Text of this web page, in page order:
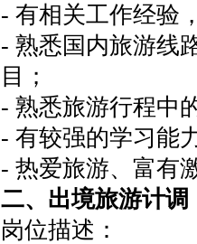
- 有相关工作经验
- 熟悉国内旅游线
目；
- 熟悉旅游行程中
- 有较强的学习能
- 热爱旅游、富有
二、出境旅游计调
岗位描述：